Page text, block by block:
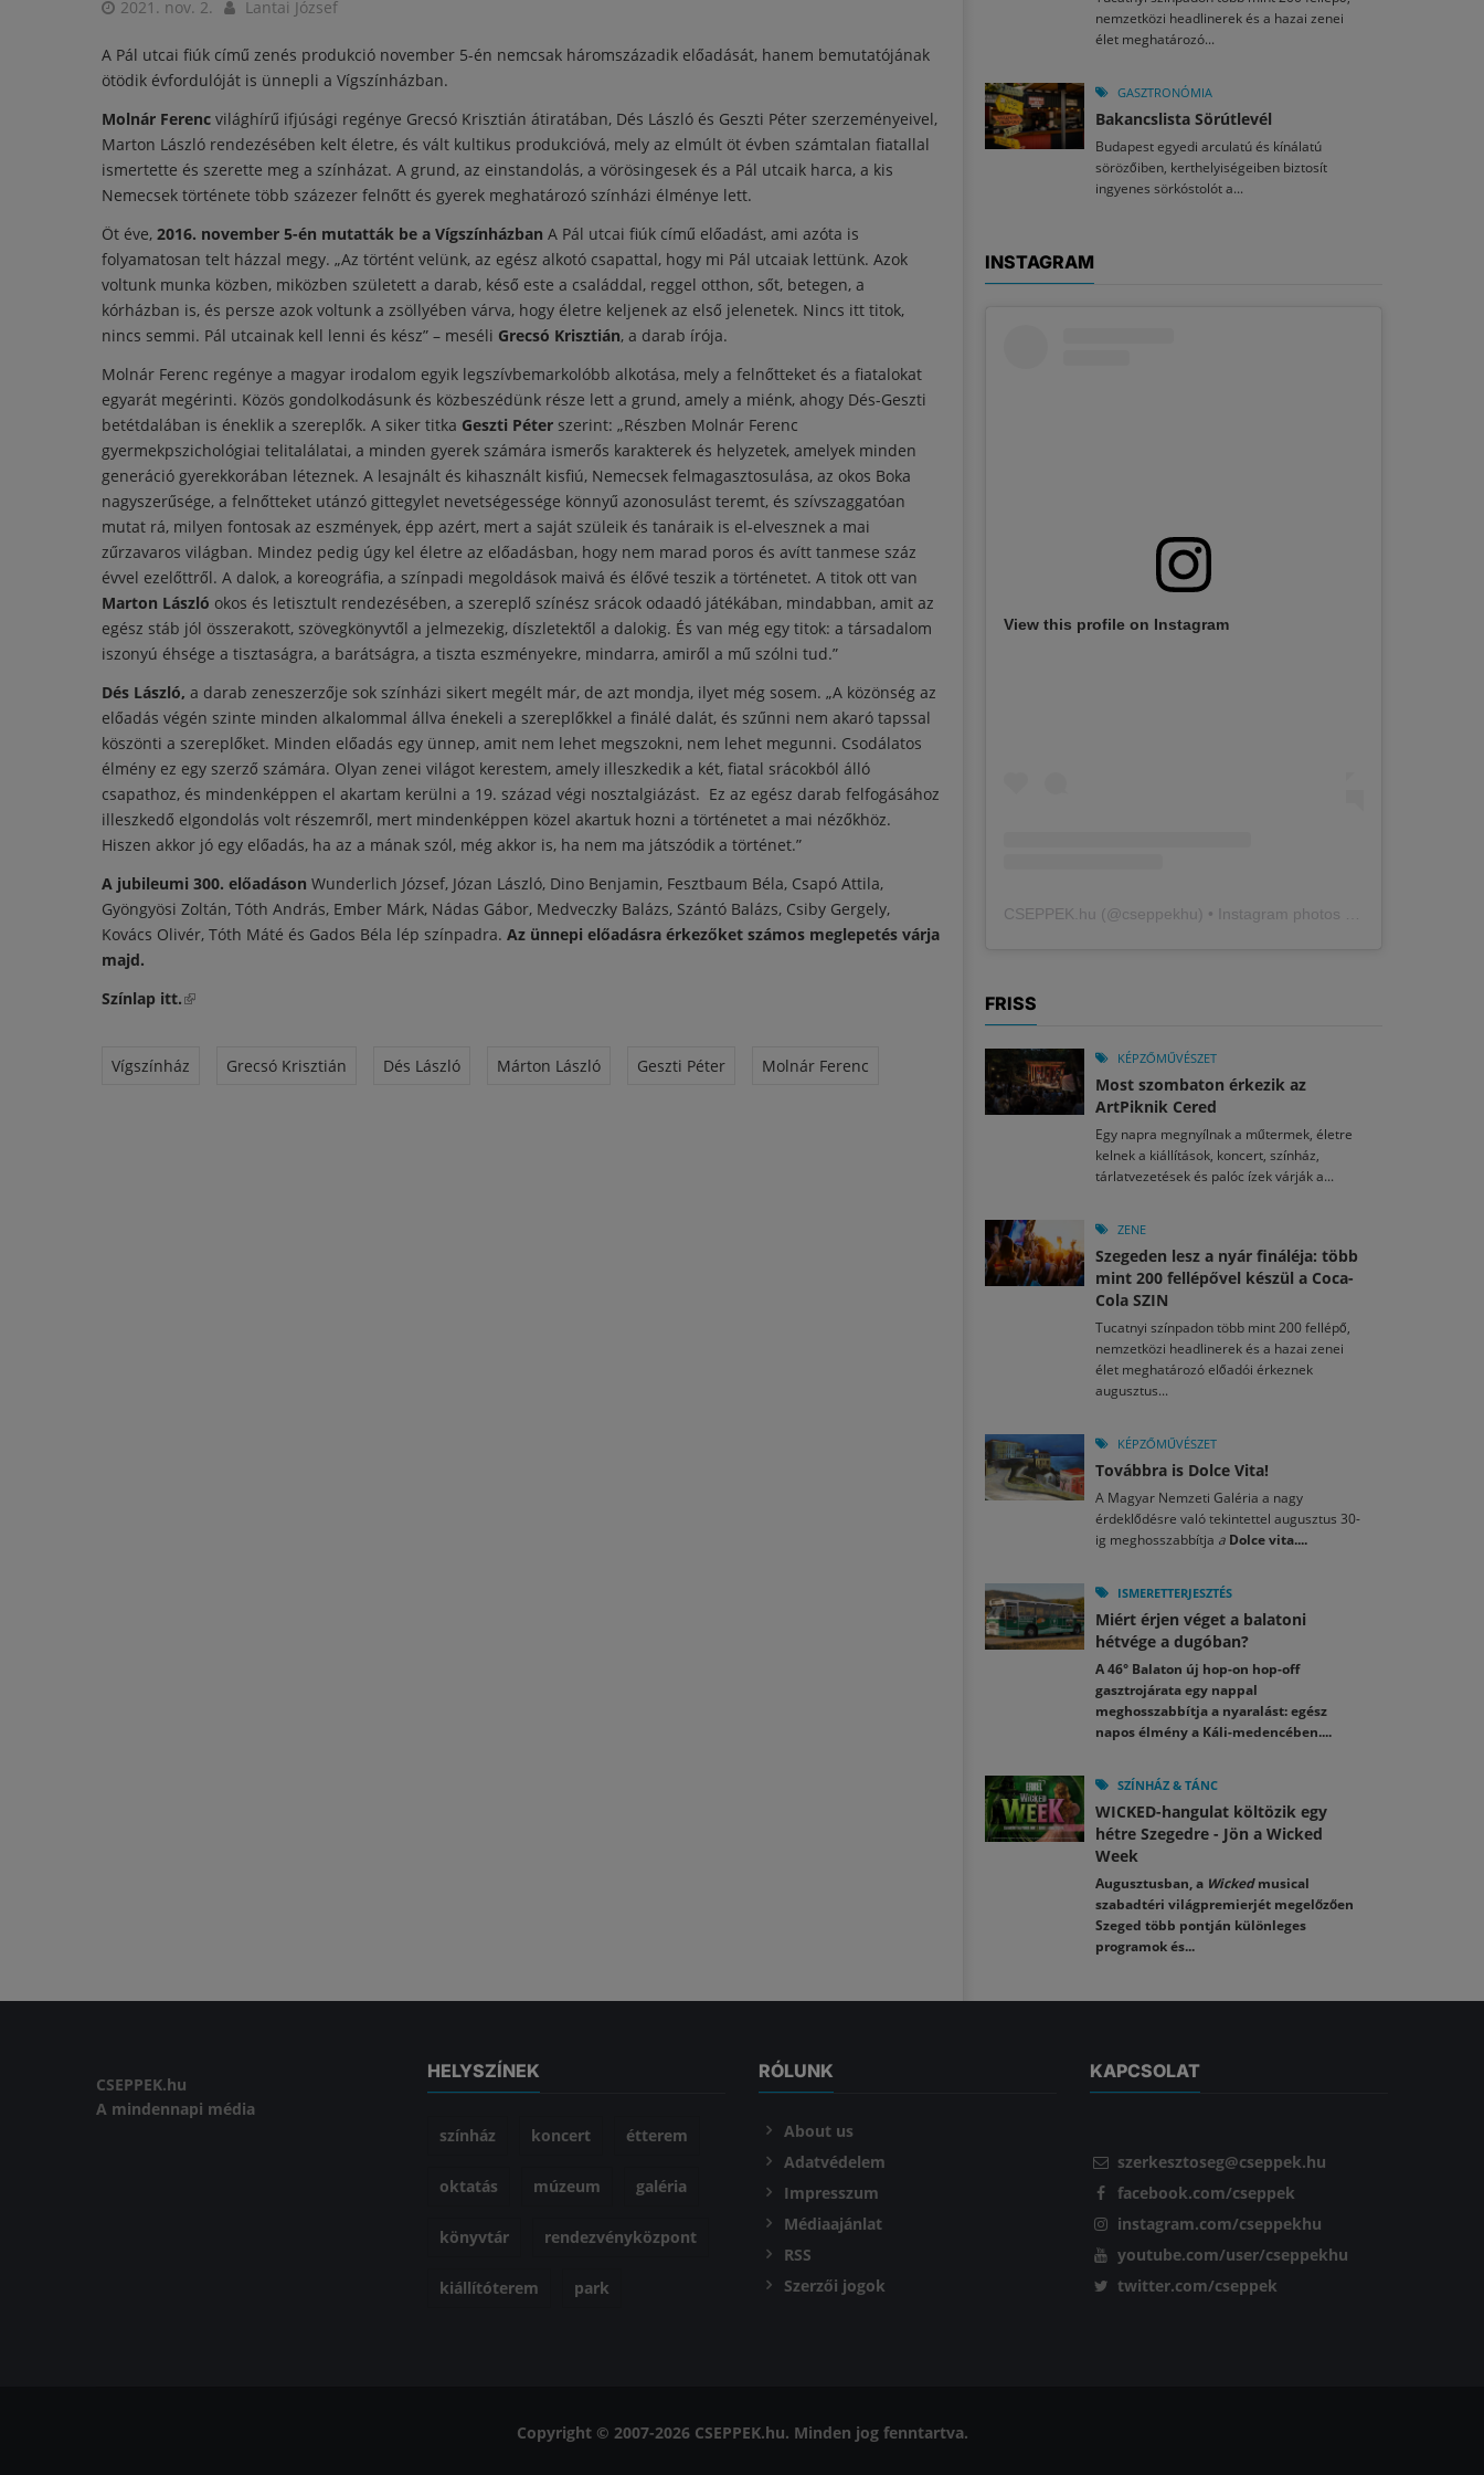
2021. nov. 2. Lantai József
A Pál utcai fiúk című zenés produkció november 5-én nemcsak háromszázadik előadását, hanem bemutatójának
ötödik évfordulóját is ünnepli a Vígszínházban.
Molnár Ferenc világhírű ifjúsági regénye Grecsó Krisztián átiratában, Dés László és Geszti Péter szerzeményeivel,
Marton László rendezésében kelt életre, és vált kultikus produkcióvá, mely az elmúlt öt évben számtalan fiatallal
ismertette és szerette meg a színházat. A grund, az einstandolás, a vörösingesek és a Pál utcaik harca, a kis
Nemecsek története több százezer felnőtt és gyerek meghatározó színházi élménye lett.
Öt éve, 2016. november 5-én mutatták be a Vígszínházban A Pál utcai fiúk című előadást, ami azóta is
folyamatosan telt házzal megy. „Az történt velünk, az egész alkotó csapattal, hogy mi Pál utcaiak lettünk. Azok
voltunk munka közben, miközben született a darab, késő este a családdal, reggel otthon, sőt, betegen, a
kórházban is, és persze azok voltunk a zsöllyében várva, hogy életre keljenek az első jelenetek. Nincs itt titok,
nincs semmi. Pál utcainak kell lenni és kész” – meséli Grecsó Krisztián, a darab írója.
Molnár Ferenc regénye a magyar irodalom egyik legszívbemarkolóbb alkotása, mely a felnőtteket és a fiatalokat
egyarát megérinti. Közös gondolkodásunk és közbeszédünk része lett a grund, amely a miénk, ahogy Dés-Geszti
betétdalában is éneklik a szereplők. A siker titka Geszti Péter szerint: „Részben Molnár Ferenc
gyermekpszichológiai telitalálatai, a minden gyerek számára ismerős karakterek és helyzetek, amelyek minden
generáció gyerekkorában léteznek. A lesajnált és kihasznált kisfiú, Nemecsek felmagasztosulása, az okos Boka
nagyszerűsége, a felnőtteket utánzó gittegylet nevetségessége könnyű azonosulást teremt, és szívszaggatóan
mutat rá, milyen fontosak az eszmények, épp azért, mert a saját szüleik és tanáraik is el-elvesznek a mai
zűrzavaros világban. Mindez pedig úgy kel életre az előadásban, hogy nem marad poros és avítt tanmese száz
évvel ezelőttről. A dalok, a koreográfia, a színpadi megoldások maivá és élővé teszik a történetet. A titok ott van
Marton László okos és letisztult rendezésében, a szereplő színész srácok odaadó játékában, mindabban, amit az
egész stáb jól összerakott, szövegkönyvtől a jelmezekig, díszletektől a dalokig. És van még egy titok: a társadalom
iszonyú éhsége a tisztaságra, a barátságra, a tiszta eszményekre, mindarra, amiről a mű szólni tud.”
Dés László, a darab zeneszerzője sok színházi sikert megélt már, de azt mondja, ilyet még sosem. „A közönség az
előadás végén szinte minden alkalommal állva énekeli a szereplőkkel a finálé dalát, és szűnni nem akaró tapssal
köszönti a szereplőket. Minden előadás egy ünnep, amit nem lehet megszokni, nem lehet megunni. Csodálatos
élmény ez egy szerző számára. Olyan zenei világot kerestem, amely illeszkedik a két, fiatal srácokból álló
csapathoz, és mindenképpen el akartam kerülni a 19. század végi nosztalgiázást. Ez az egész darab felfogásához
illeszkedő elgondolás volt részemről, mert mindenképpen közel akartuk hozni a történetet a mai nézőkhöz.
Hiszen akkor jó egy előadás, ha az a mának szól, még akkor is, ha nem ma játszódik a történet.”
A jubileumi 300. előadáson Wunderlich József, Józan László, Dino Benjamin, Fesztbaum Béla, Csapó Attila,
Gyöngyösi Zoltán, Tóth András, Ember Márk, Nádas Gábor, Medveczky Balázs, Szántó Balázs, Csiby Gergely,
Kovács Olivér, Tóth Máté és Gados Béla lép színpadra. Az ünnepi előadásra érkezőket számos meglepetés várja
majd.
Színlap itt.(külső hivatkozás)
Vígszínház Grecsó Krisztián Dés László Márton László Geszti Péter Molnár Ferenc
nemzetközi headlinerek és a hazai zenei
élet meghatározó...
GASZTRONÓMIA
Bakancslista Sörútlevél
Budapest egyedi arculatú és kínálatú
sörözőiben, kerthelyiségeiben biztosít
ingyenes sörkóstolót a...
INSTAGRAM
View this profile on Instagram
CSEPPEK.hu (@cseppekhu ) • Instagram photos and videos
FRISS
KÉPZŐMŰVÉSZET
Most szombaton érkezik az
ArtPiknik Cered
Egy napra megnyílnak a műtermek, életre
kelnek a kiállítások, koncert, színház,
tárlatvezetések és palóc ízek várják a...
ZENE
Szegeden lesz a nyár fináléja: több
mint 200 fellépővel készül a Coca-
Cola SZIN
Tucatnyi színpadon több mint 200 fellépő,
nemzetközi headlinerek és a hazai zenei
élet meghatározó előadói érkeznek
augusztus...
KÉPZŐMŰVÉSZET
Továbbra is Dolce Vita!
A Magyar Nemzeti Galéria a nagy
érdeklődésre való tekintettel augusztus 30-
ig meghosszabbítja a Dolce vita....
ISMERETTERJESZTÉS
Miért érjen véget a balatoni
hétvége a dugóban?
A 46° Balaton új hop-on hop-off
gasztrojárata egy nappal
meghosszabbítja a nyaralást: egész
napos élmény a Káli-medencében....
SZÍNHÁZ & TÁNC
WICKED-hangulat költözik egy
hétre Szegedre - Jön a Wicked
Week
Augusztusban, a Wickedmusical
szabadtéri világpremierjét megelőzően
Szeged több pontján különleges
programok és...
CSEPPEK.hu
A mindennapi média
HELYSZÍNEK
színház koncert étterem
oktatás múzeum galéria
könyvtár rendezvényközpont
kiállítóterem park
RÓLUNK
About us
Adatvédelem
Impresszum
Médiaajánlat
RSS
Szerzői jogok
KAPCSOLAT
szerkesztoseg@cseppek.hu
facebook.com/cseppek
instagram.com/cseppekhu
youtube.com/user/cseppekhu
twitter.com/cseppek
Copyright © 2007-2026 CSEPPEK.hu. Minden jog fenntartva.